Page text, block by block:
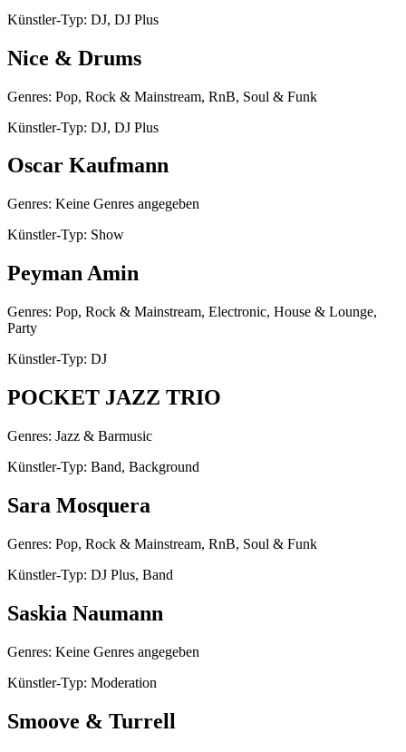
Künstler-Typ: DJ, DJ Plus
Nice & Drums
Genres: Pop, Rock & Mainstream, RnB, Soul & Funk
Künstler-Typ: DJ, DJ Plus
Oscar Kaufmann
Genres: Keine Genres angegeben
Künstler-Typ: Show
Peyman Amin
Genres: Pop, Rock & Mainstream, Electronic, House & Lounge,
Party
Künstler-Typ: DJ
POCKET JAZZ TRIO
Genres: Jazz & Barmusic
Künstler-Typ: Band, Background
Sara Mosquera
Genres: Pop, Rock & Mainstream, RnB, Soul & Funk
Künstler-Typ: DJ Plus, Band
Saskia Naumann
Genres: Keine Genres angegeben
Künstler-Typ: Moderation
Smoove & Turrell